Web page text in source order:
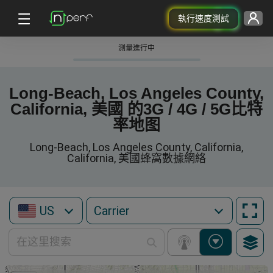
執行速度測試
測量進行中
Long-Beach, Los Angeles County,
California, 美國 的3G / 4G / 5G比特
率地图
Long-Beach, Los Angeles County, California,
California, 美國蜂窩數據網絡
US